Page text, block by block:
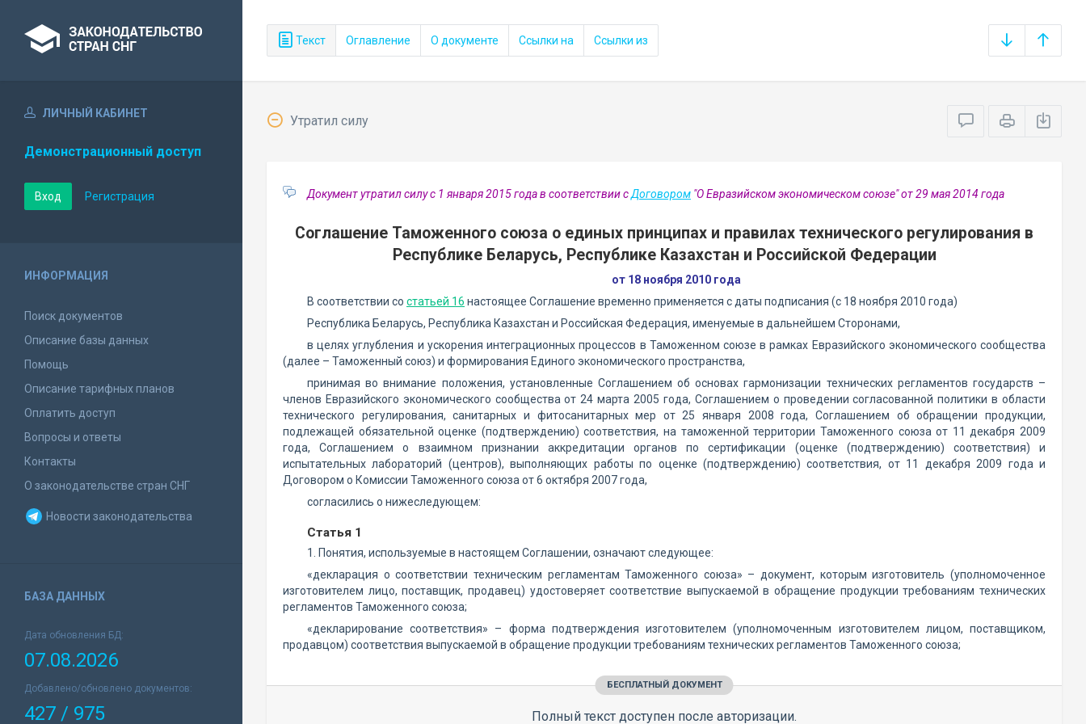
Текст Оглавление О документе Ссылки на Ссылки из
ЛИЧНЫЙ КАБИНЕТ
Демонстрационный доступ
Вход Регистрация
ИНФОРМАЦИЯ
Поиск документов
Описание базы данных
Помощь
Описание тарифных планов
Оплатить доступ
Вопросы и ответы
Контакты
О законодательстве стран СНГ
Новости законодательства
БАЗА ДАННЫХ
Дата обновления БД:
07.08.2026
Добавлено/обновлено документов:
427 / 975
Утратил силу
Документ утратил силу с 1 января 2015 года в соответствии сДоговором "О Евразийском экономическом союзе" от 29 мая 2014 года
Соглашение Таможенного союза о единых принципах и правилах технического регулирования в
Республике Беларусь, Республике Казахстан и Российской Федерации
от 18 ноября 2010 года
В соответствии со статьей 16 настоящее Соглашение временно применяется с даты подписания (с 18 ноября 2010 года)
Республика Беларусь, Республика Казахстан и Российская Федерация, именуемые в дальнейшем Сторонами,
в целях углубления и ускорения интеграционных процессов в Таможенном союзе в рамках Евразийского экономического сообщества
(далее – Таможенный союз) и формирования Единого экономического пространства,
принимая во внимание положения, установленные Соглашением об основах гармонизации технических регламентов государств –
членов Евразийского экономического сообщества от 24 марта 2005 года, Соглашением о проведении согласованной политики в области
технического регулирования, санитарных и фитосанитарных мер от 25 января 2008 года, Соглашением об обращении продукции,
подлежащей обязательной оценке (подтверждению) соответствия, на таможенной территории Таможенного союза от 11 декабря 2009
года, Соглашением о взаимном признании аккредитации органов по сертификации (оценке (подтверждению) соответствия) и
испытательных лабораторий (центров), выполняющих работы по оценке (подтверждению) соответствия, от 11 декабря 2009 года и
Договором о Комиссии Таможенного союза от 6 октября 2007 года,
согласились о нижеследующем:
Статья 1
1. Понятия, используемые в настоящем Соглашении, означают следующее:
«декларация о соответствии техническим регламентам Таможенного союза» – документ, которым изготовитель (уполномоченное
изготовителем лицо, поставщик, продавец) удостоверяет соответствие выпускаемой в обращение продукции требованиям технических
регламентов Таможенного союза;
«декларирование соответствия» – форма подтверждения изготовителем (уполномоченным изготовителем лицом, поставщиком,
продавцом) соответствия выпускаемой в обращение продукции требованиям технических регламентов Таможенного союза;
БЕСПЛАТНЫЙ ДОКУМЕНТ
Полный текст доступен после авторизации.